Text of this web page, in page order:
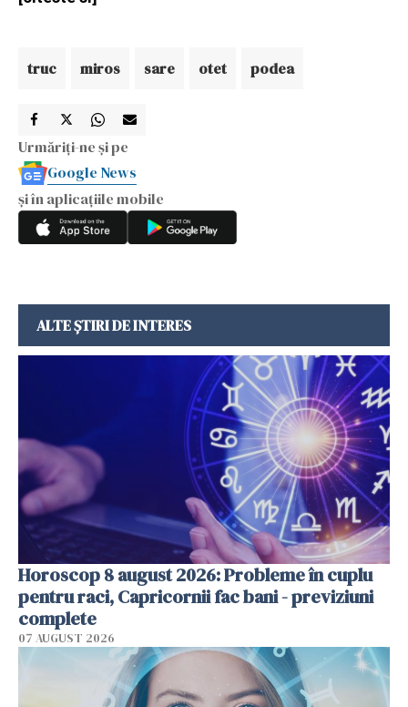
truc miros sare otet podea
Urmăriți-ne și pe
Google News
și în aplicațiile mobile
ALTE ȘTIRI DE INTERES
Horoscop 8 august 2026: Probleme în cuplu
pentru raci, Capricornii fac bani - previziuni
complete
07 AUGUST 2026